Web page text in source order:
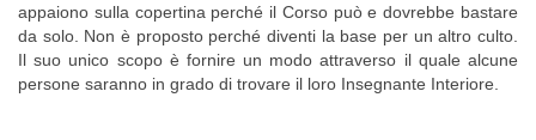
appaiono sulla copertina perché il Corso può e dovrebbe bastare
da solo. Non è proposto perché diventi la base per un altro culto.
Il suo unico scopo è fornire un modo attraverso il quale alcune
persone saranno in grado di trovare il loro Insegnante Interiore.